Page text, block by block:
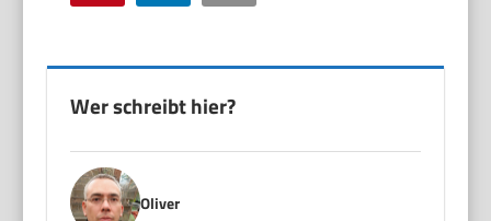
Wer schreibt hier?
Oliver